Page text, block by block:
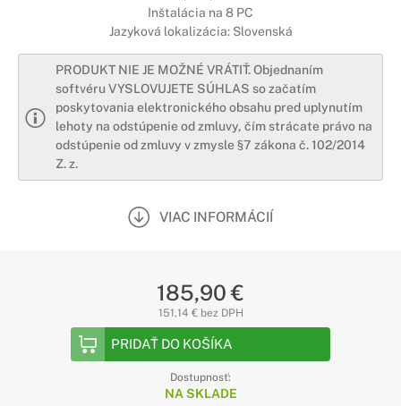
Inštalácia na 8 PC
Jazyková lokalizácia: Slovenská
PRODUKT NIE JE MOŽNÉ VRÁTIŤ. Objednaním
softvéru VYSLOVUJETE SÚHLAS so začatím
poskytovania elektronického obsahu pred uplynutím
lehoty na odstúpenie od zmluvy, čím strácate právo na
odstúpenie od zmluvy v zmysle §7 zákona č. 102/2014
Z. z.
VIAC INFORMÁCIÍ
185,90 €
151,14 € bez DPH
PRIDAŤ DO KOŠÍKA
Dostupnosť:
NA SKLADE